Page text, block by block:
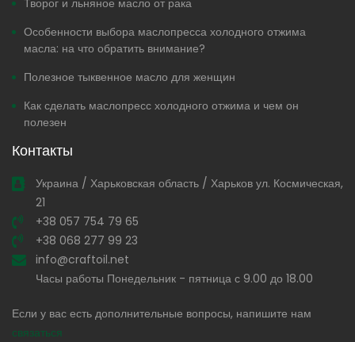
Творог и льняное масло от рака
Особенности выбора маслопресса холодного отжима
масла: на что обратить внимание?
Полезное тыквенное масло для женщин
Как сделать маслопресс холодного отжима и чем он
полезен
Контакты
Украина / Харьковская область / Харьков ул. Космическая,
21
+38 057 754 79 65
+38 068 277 99 23
info@craftoil.net
Часы работы Понедельник - пятница с 9.00 до 18.00
Если у вас есть дополнительные вопросы, напишите нам
связаться